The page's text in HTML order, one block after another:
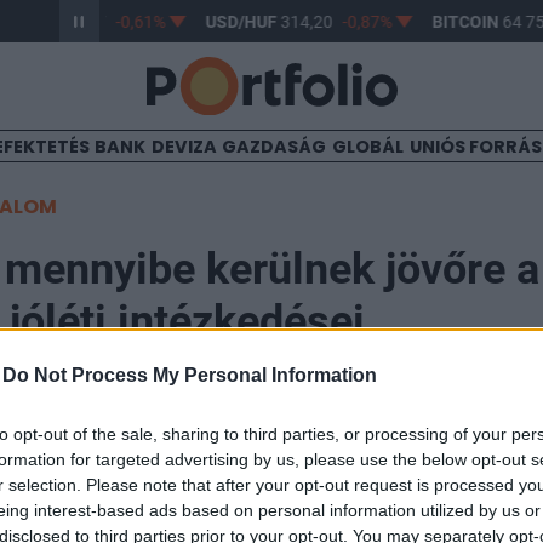
Do Not Process My Personal Information
opt-out of the sale, sharing to third parties, or processing of your
for targeted advertising by us, please use the below opt-out
selection. Please note that after your opt-out request is processed
interest-based ads based on personal information utilized by us
to third parties prior to your opt-out. You may separately
363,17 -0,61% USD/HUF314,20 -0,87% BITCOIN64
BANK DEVIZA GAZDASÁG GLOBÁL UNIÓS
kerülnek jövőre a
intézkedései
bejelentett jóléti kormányzati intézkedések a
a költségvetés hiányát jövőre – derült ki az